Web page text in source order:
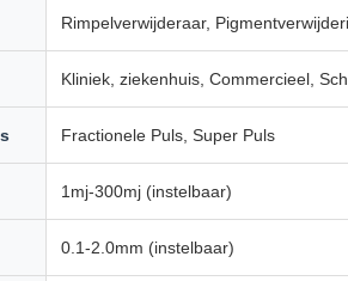
Rimpelverwijderaar,
Kliniek, ziekenhuis, Commercieel,
Fractionele Puls, Super Puls
1mj-300mj (instelbaar)
0.1-2.0mm (instelbaar)